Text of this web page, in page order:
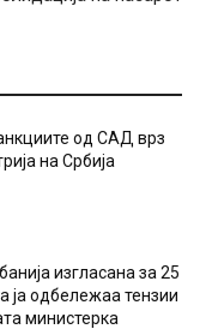
од САД врз
на Србија
изгласана за 25
ја одбележаа тензии
министерка